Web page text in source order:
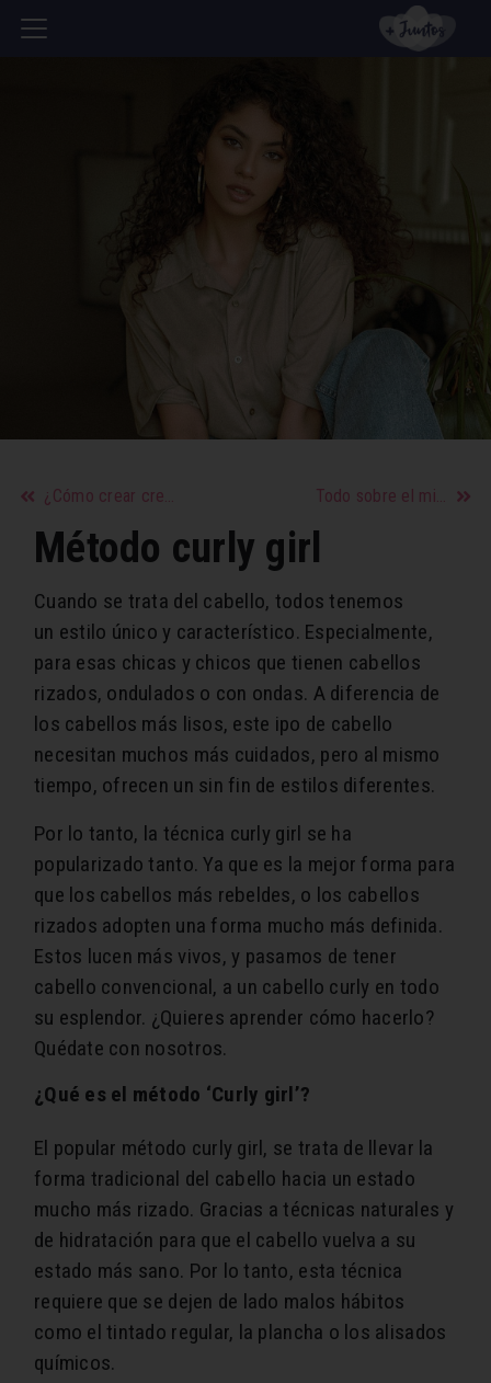
¿Cómo crear cremas antiedad caseras? Todo sobre el microneedling
Método curly girl
Cuando se trata del cabello, todos tenemos
un estilo único y característico. Especialmente,
para esas chicas y chicos que tienen cabellos
rizados, ondulados o con ondas. A diferencia de
los cabellos más lisos, este ipo de cabello
necesitan muchos más cuidados, pero al mismo
tiempo, ofrecen un sin fin de estilos diferentes.
Por lo tanto, la técnica curly girl se ha
popularizado tanto. Ya que es la mejor forma para
que los cabellos más rebeldes, o los cabellos
rizados adopten una forma mucho más definida.
Estos lucen más vivos, y pasamos de tener
cabello convencional, a un cabello curly en todo
su esplendor. ¿Quieres aprender cómo hacerlo?
Quédate con nosotros.
¿Qué es el método ‘Curly girl’?
El popular método curly girl, se trata de llevar la
forma tradicional del cabello hacia un estado
mucho más rizado. Gracias a técnicas naturales y
de hidratación para que el cabello vuelva a su
estado más sano. Por lo tanto, esta técnica
requiere que se dejen de lado malos hábitos
como el tintado regular, la plancha o los alisados
químicos.